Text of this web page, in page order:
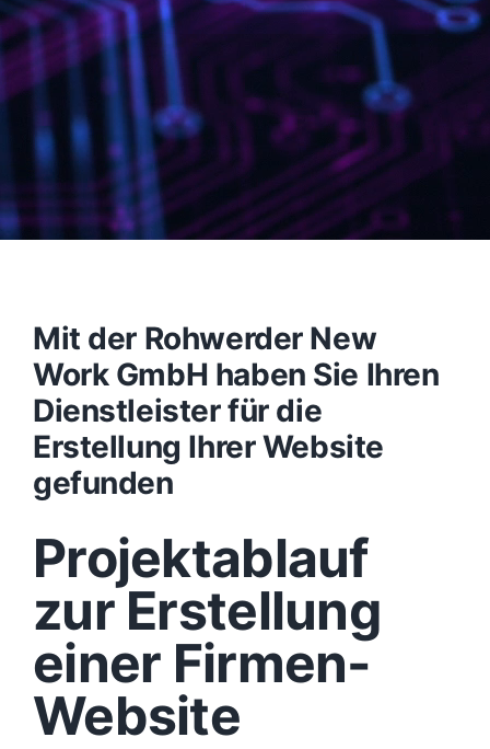
Mit der Rohwerder New
Work GmbH haben Sie Ihren
Dienstleister für die
Erstellung Ihrer Website
gefunden
Projektablauf
zur Erstellung
einer Firmen-
Website